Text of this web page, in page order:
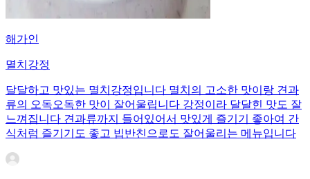
해가인
멸치강정
달달하고 맛있는 멸치강정입니다 멸치의 고소한 맛이랑 견과
류의 오독오독한 맛이 잘어울립니다 강정이라 달달힌 맛도 잘
느껴집니다 견과류까지 들어있어서 맛있게 즐기기 좋아여 간
식처럼 즐기기도 좋고 빕반친으로도 잘어울리는 메뉴입니다